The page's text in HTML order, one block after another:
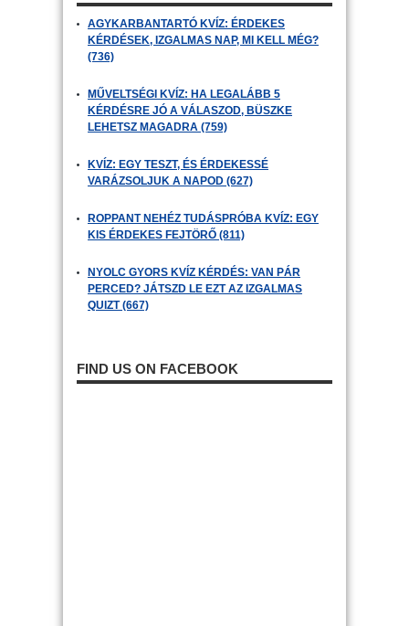
AGYKARBANTARTÓ KVÍZ: ÉRDEKES
KÉRDÉSEK, IZGALMAS NAP, MI KELL MÉG?
(736)
MŰVELTSÉGI KVÍZ: HA LEGALÁBB 5
KÉRDÉSRE JÓ A VÁLASZOD, BÜSZKE
LEHETSZ MAGADRA (759)
KVÍZ: EGY TESZT, ÉS ÉRDEKESSÉ
VARÁZSOLJUK A NAPOD (627)
ROPPANT NEHÉZ TUDÁSPRÓBA KVÍZ: EGY
KIS ÉRDEKES FEJTÖRŐ (811)
NYOLC GYORS KVÍZ KÉRDÉS: VAN PÁR
PERCED? JÁTSZD LE EZT AZ IZGALMAS
QUIZT (667)
FIND US ON FACEBOOK